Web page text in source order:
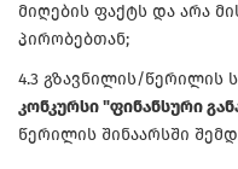
მიღების ფაქტს და არა
პირობებთან;
4.3 გზავნილის/წერილის
კონკურსი "ფინანსური
წერილის შინაარსში